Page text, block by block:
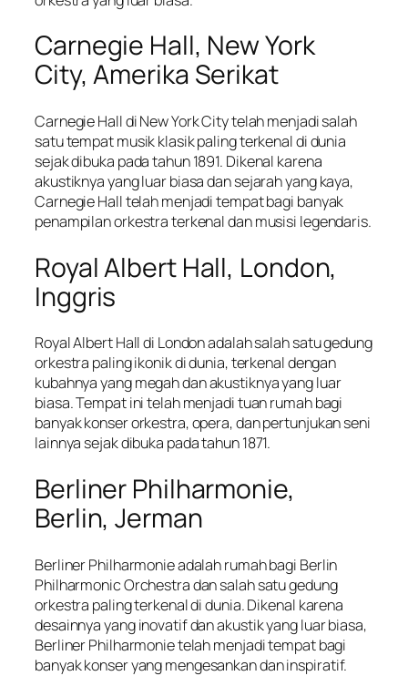
Carnegie Hall, New York
City, Amerika Serikat
Carnegie Hall di New York City telah menjadi salah
satu tempat musik klasik paling terkenal di dunia
sejak dibuka pada tahun 1891. Dikenal karena
akustiknya yang luar biasa dan sejarah yang kaya,
Carnegie Hall telah menjadi tempat bagi banyak
penampilan orkestra terkenal dan musisi legendaris.
Royal Albert Hall, London,
Inggris
Royal Albert Hall di London adalah salah satu gedung
orkestra paling ikonik di dunia, terkenal dengan
kubahnya yang megah dan akustiknya yang luar
biasa. Tempat ini telah menjadi tuan rumah bagi
banyak konser orkestra, opera, dan pertunjukan seni
lainnya sejak dibuka pada tahun 1871.
Berliner Philharmonie,
Berlin, Jerman
Berliner Philharmonie adalah rumah bagi Berlin
Philharmonic Orchestra dan salah satu gedung
orkestra paling terkenal di dunia. Dikenal karena
desainnya yang inovatif dan akustik yang luar biasa,
Berliner Philharmonie telah menjadi tempat bagi
banyak konser yang mengesankan dan inspiratif.